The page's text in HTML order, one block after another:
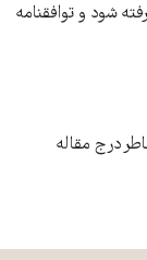
شود و توافقنامه
درج مقاله